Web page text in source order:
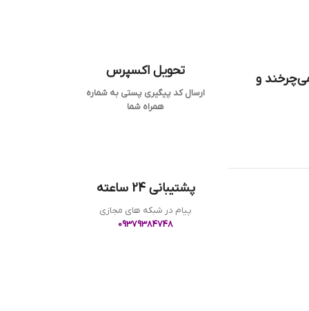
و
تحویل اکسپرس
ارسال کد پیگیری پستی به شماره
همراه شما
پشتیبانی 24 ساعته
پیام در شبکه های مجازی
09379384748